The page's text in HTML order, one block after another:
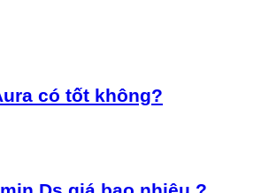
có tốt không?